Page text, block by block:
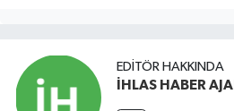
EDITÖR HAKKINDA
İHLAS HABER